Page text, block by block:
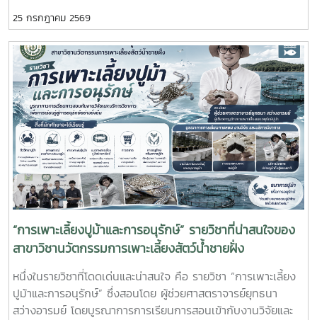
งานภาคีเครือข่ายเป็นระยะเวลา 4 เดือน เพื่อให้นักศึกษาได้เรียนรู้
จากประสบการณ์ตรง ควบคู่กับการนำองค์ความรู้จากห้องเรียนไป
ประยุกต์ใช้ในการทำงานจริงทั้งนี้ สหกิจศึกษาเป็นส่วนสำคัญของ
การจัดการเรียนการสอน ที่มุ่งเน้นการผลิตบัณฑิตให้มีความพร้อม
ทั้งด้านวิชาการและวิชาชีพ นักศึกษาจะได้ฝึกทักษะการทำงานใน
สภาพแวดล้อมจริง เรียนรู้การแก้ไขปัญหาเฉพาะหน้า อดทน สู้งาน
ซื่อสัตย์ มีสัมมาคารวะ ทำงานร่วมกับผู้อื่นได้ และการปรับตัวให้เข้า
กับองค์กร ตลอดจนพัฒนาทักษะวิชาชีพด้านการเพาะเลี้ยงสัตว์น้ำ
ชายฝั่ง ให้สอดคล้องกับความต้องการของภาคอุตสาหกรรมการ
ผลิตสัตว์น้ำและอื่นๆที่เกี่ยวข้อง
25 กรกฎาคม 2569
“การเพาะเลี้ยงปูม้าและการอนุรักษ์” รายวิชาที่น่าสนใจของ
สาขาวิชานวัตกรรมการเพาะเลี้ยงสัตว์น้ำชายฝั่ง
หนึ่งในรายวิชาที่โดดเด่นและน่าสนใจ คือ รายวิชา “การเพาะเลี้ยง
ปูม้าและการอนุรักษ์” ซึ่งสอนโดย ผู้ช่วยศาสตราจารย์ยุทธนา
สว่างอารมย์ โดยบูรณาการการเรียนการสอนเข้ากับงานวิจัยและ